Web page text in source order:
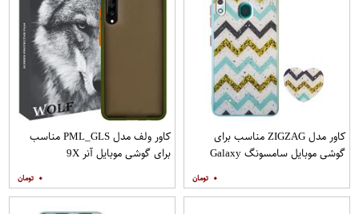
کاور مدل ZIGZAG مناسب برای
گوشی موبایل سامسونگ Galaxy
۰
کاور ولف مدل PML_GLS مناسب
برای گوشی موبایل آنر 9X
۰